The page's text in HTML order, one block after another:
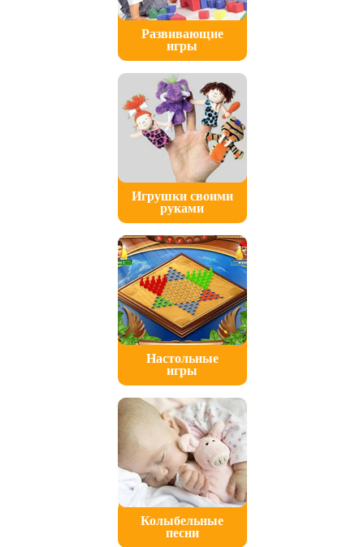
Развивающие
игры
Игрушки своими
руками
Настольные
игры
Колыбельные
песни